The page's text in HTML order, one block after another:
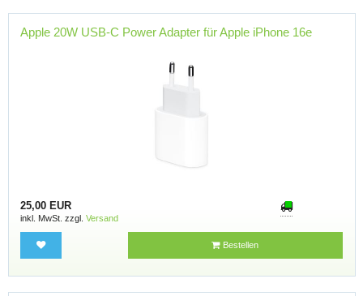
Apple 20W USB-C Power Adapter für Apple iPhone 16e
25,00 EUR
inkl. MwSt. zzgl. Versand
Bestellen